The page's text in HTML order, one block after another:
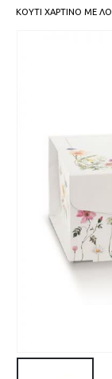
ΚΟΥΤΊ ΧΆΡΤΙΝΟ ΜΕ